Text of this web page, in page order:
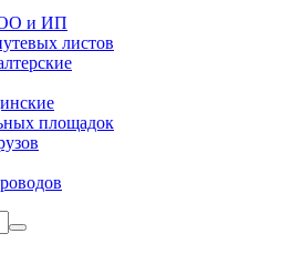
и ИП
листов
площадок